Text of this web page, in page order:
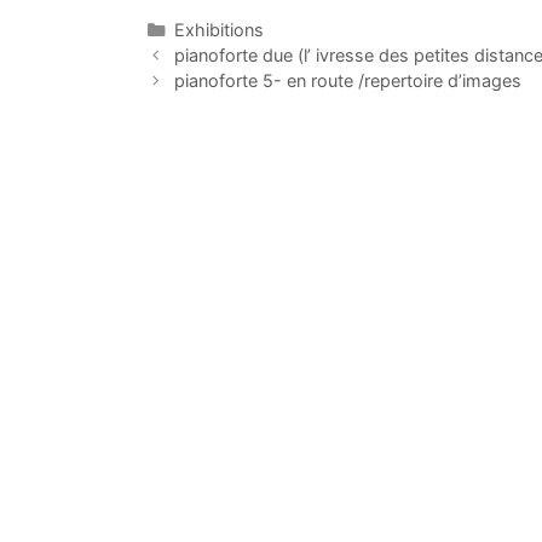
Categorías
Exhibitions
pianoforte due (l’ ivresse des petites
pianoforte 5- en route /repertoire d’images